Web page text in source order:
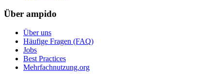
Über ampido
Über uns
Häufige Fragen (FAQ)
Jobs
Best Practices
Mehrfachnutzung.org